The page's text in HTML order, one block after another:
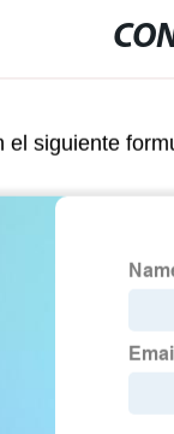
siguiente